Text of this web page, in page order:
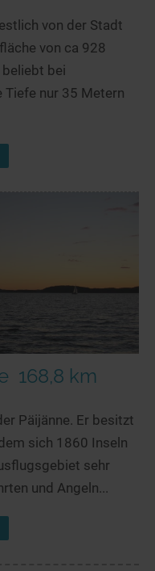
von der Stadt
von ca 928
bei
Tiefe nur 35 Metern
168,8 km
Päijänne. Er besitzt
sich 1860 Inseln
sehr
und Angeln...